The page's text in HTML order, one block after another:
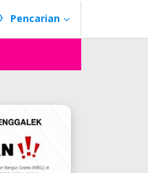
Pencarian